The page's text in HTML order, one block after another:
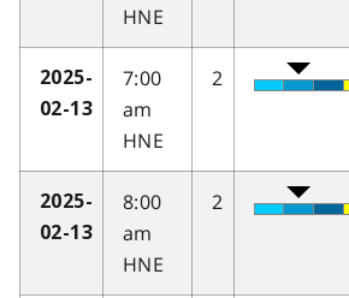
HNE
2025-
02-13
7:00
am
HNE
2
2025-
02-13
8:00
am
HNE
2